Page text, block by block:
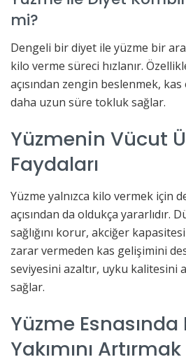
mi?
Dengeli bir diyet ile yüzme bir
kilo verme süreci hızlanır.
açısından zengin beslenmek, kas
daha uzun süre tokluk sağlar.
Yüzmenin Vücut
Faydaları
Yüzme yalnızca kilo vermek için
açısından da oldukça yararlıdır.
sağlığını korur, akciğer
zarar vermeden kas gelişimini
seviyesini azaltır, uyku kalitesini
sağlar.
Yüzme Esnasında
Yakımını